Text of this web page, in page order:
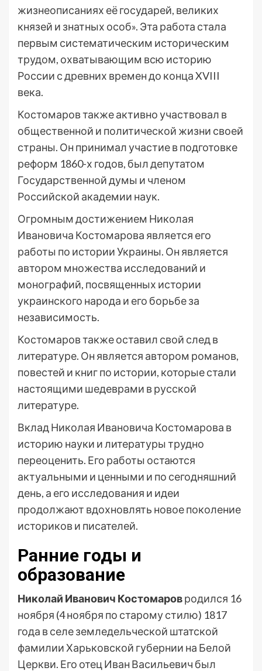
жизнеописаниях её государей, великих
князей и знатных особ». Эта работа стала
первым систематическим историческим
трудом, охватывающим всю историю
России с древних времен до конца XVIII
века.
Костомаров также активно участвовал в
общественной и политической жизни своей
страны. Он принимал участие в подготовке
реформ 1860-х годов, был депутатом
Государственной думы и членом
Российской академии наук.
Огромным достижением Николая
Ивановича Костомарова является его
работы по истории Украины. Он является
автором множества исследований и
монографий, посвященных истории
украинского народа и его борьбе за
независимость.
Костомаров также оставил свой след в
литературе. Он является автором романов,
повестей и книг по истории, которые стали
настоящими шедеврами в русской
литературе.
Вклад Николая Ивановича Костомарова в
историю науки и литературы трудно
переоценить. Его работы остаются
актуальными и ценными и по сегодняшний
день, а его исследования и идеи
продолжают вдохновлять новое поколение
историков и писателей.
Ранние годы и
образование
Николай Иванович Костомаровродился 16
ноября (4 ноября по старому стилю) 1817
года в селе земледельческой штатской
фамилии Харьковской губернии на Белой
Церкви. Его отец Иван Васильевич был